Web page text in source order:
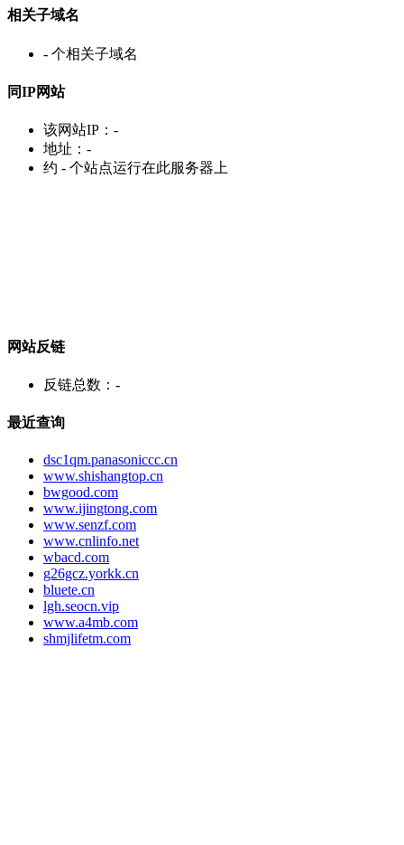
相关子域名
- 个相关子域名
同IP网站
该网站IP： -
地址： -
约 - 个站点运行在此服务器上
网站反链
反链总数： -
最近查询
dsc1qm.panasoniccc.cn
www.shishangtop.cn
bwgood.com
www.ijingtong.com
www.senzf.com
www.cnlinfo.net
wbacd.com
g26gcz.yorkk.cn
bluete.cn
lgh.seocn.vip
www.a4mb.com
shmjlifetm.com